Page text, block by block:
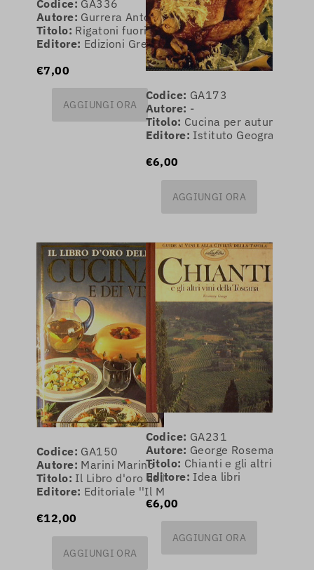
Codice: GA336
Autore: Gurrera Antonio Stefano
Titolo: Rigatoni fuori dalla norma
Editore: Edizioni Greco
€7,00
AGGIUNGI ORA
Codice: GA173
Autore: -
Titolo: Cucina per autunno-
Editore: Istituto Geografico
€6,00
AGGIUNGI ORA
Codice: GA150
Autore: Marini Marino
Titolo: Il Libro d'oro della cucina e dei vini. 2000
Editore: Editoriale ''Il Mosaico''
€12,00
AGGIUNGI ORA
Codice: GA231
Autore: George Rosemary
Titolo: Chianti e gli altri vini
Editore: Idea libri
€6,00
AGGIUNGI ORA